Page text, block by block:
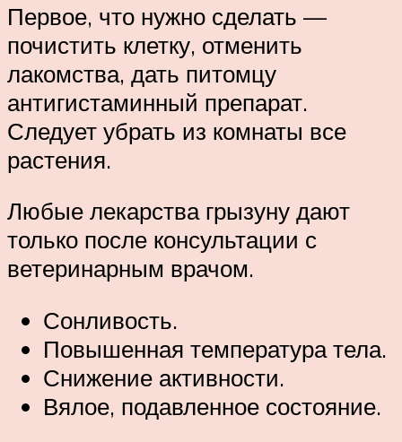
Первое, что нужно сделать —
почистить клетку, отменить
лакомства, дать питомцу
антигистаминный препарат.
Следует убрать из комнаты все
растения.
Любые лекарства грызуну дают
только после консультации с
ветеринарным врачом.
Сонливость.
Повышенная температура тела.
Снижение активности.
Вялое, подавленное состояние.